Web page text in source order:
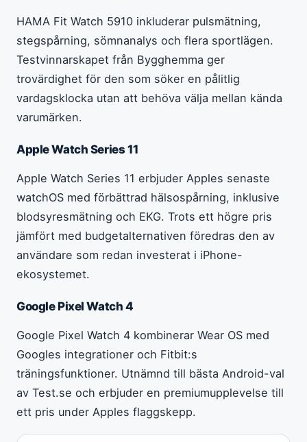
HAMA Fit Watch 5910 inkluderar pulsmätning,
stegspårning, sömnanalys och flera sportlägen.
Testvinnarskapet från Bygghemma ger
trovärdighet för den som söker en pålitlig
vardagsklocka utan att behöva välja mellan kända
varumärken.
Apple Watch Series 11
Apple Watch Series 11 erbjuder Apples senaste
watchOS med förbättrad hälsospårning, inklusive
blodsyresmätning och EKG. Trots ett högre pris
jämfört med budgetalternativen föredras den av
användare som redan investerat i iPhone-
ekosystemet.
Google Pixel Watch 4
Google Pixel Watch 4 kombinerar Wear OS med
Googles integrationer och Fitbit:s
träningsfunktioner. Utnämnd till bästa Android-val
av Test.se och erbjuder en premiumupplevelse till
ett pris under Apples flaggskepp.